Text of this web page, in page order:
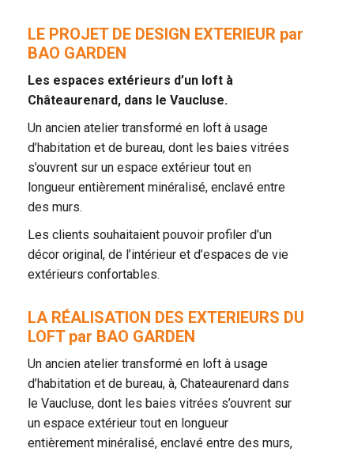
LE PROJET DE DESIGN EXTERIEUR par
BAO GARDEN
Les espaces extérieurs d’un loft à
Châteaurenard, dans le Vaucluse.
Un ancien atelier transformé en loft à usage
d’habitation et de bureau, dont les baies vitrées
s’ouvrent sur un espace extérieur tout en
longueur entièrement minéralisé, enclavé entre
des murs.
Les clients souhaitaient pouvoir profiler d’un
décor original, de l’intérieur et d’espaces de vie
extérieurs confortables.
LA RÉALISATION DES EXTERIEURS DU
LOFT par BAO GARDEN
Un ancien atelier transformé en loft à usage
d’habitation et de bureau, à, Chateaurenard dans
le Vaucluse, dont les baies vitrées s’ouvrent sur
un espace extérieur tout en longueur
entièrement minéralisé, enclavé entre des murs,